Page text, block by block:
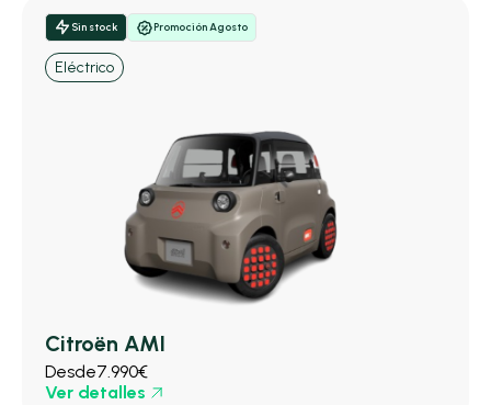
Sin stock Promoción Agosto
Eléctrico
Citroën AMI
Desde7.990€
Ver detalles